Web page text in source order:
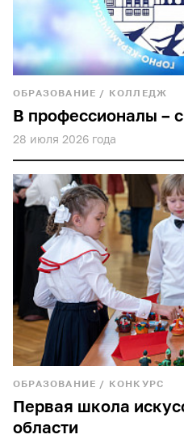
ОБРАЗОВАНИЕ / КОЛЛЕДЖ
В профессионалы –
28 июля 2026 года
ОБРАЗОВАНИЕ / КОНКУРС
Первая школа
области